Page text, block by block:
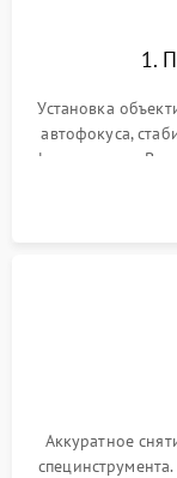
1.
Установка
автофокуса,
фокусировки.
грибка, пыли
Аккуратное